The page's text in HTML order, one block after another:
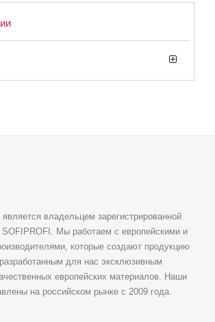
владельцем зарегистрированной
SOFIPROFI. Мы работаем с европейскими и
которые создают продукцию
для нас эксклюзивным
европейских материалов. Наши
на российском рынке с 2009 года.